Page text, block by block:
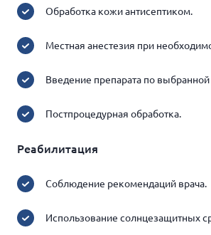
Обработка кожи антисептиком.
Местная анестезия при
Введение препарата по выбранной
Постпроцедурная обработка.
Реабилитация
Соблюдение рекомендаций врача.
Использование солнцезащитных